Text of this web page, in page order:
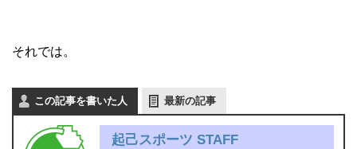
それでは。
この記事を書いた人 最新の記事
起己スポーツ STAFF